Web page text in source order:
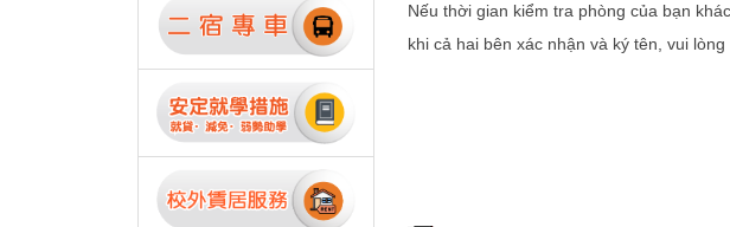
Nếu thời gian kiểm tra phòng của bạn
khi cả hai bên xác nhận và ký tên, vui